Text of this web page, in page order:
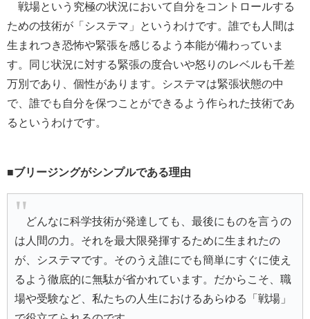
戦場という究極の状況において自分をコントロールする
ための技術が「システマ」というわけです。誰でも人間は
生まれつき恐怖や緊張を感じるよう本能が備わっていま
す。同じ状況に対する緊張の度合いや怒りのレベルも千差
万別であり、個性があります。システマは緊張状態の中
で、誰でも自分を保つことができるよう作られた技術であ
るというわけです。
■ブリージングがシンプルである理由
どんなに科学技術が発達しても、最後にものを言うの
は人間の力。それを最大限発揮するために生まれたの
が、システマです。そのうえ誰にでも簡単にすぐに使え
るよう徹底的に無駄が省かれています。だからこそ、職
場や受験など、私たちの人生におけるあらゆる「戦場」